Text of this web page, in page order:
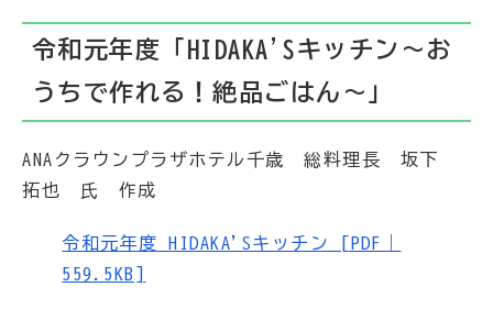
令和元年度「HIDAKA'Sキッチン～お
うちで作れる！絶品ごはん～」
ANAクラウンプラザホテル千歳 総料理長 坂下
拓也 氏 作成
令和元年度 HIDAKA'Sキッチン [PDF｜
559.5KB]